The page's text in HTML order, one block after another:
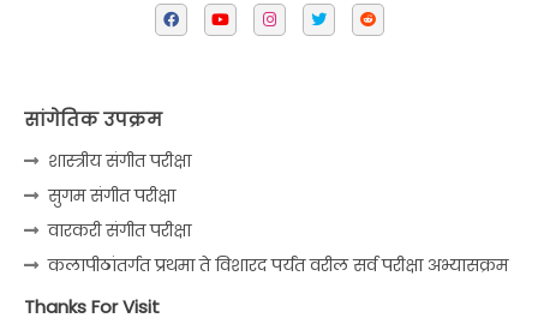
सांगेतिक उपक्रम
शास्त्रीय संगीत परीक्षा
सुगम संगीत परीक्षा
वारकरी संगीत परीक्षा
कलापीठांतर्गत प्रथमा ते विशारद पर्यंत वरील सर्व परीक्षा अभ्यासक्रम
Thanks For Visit